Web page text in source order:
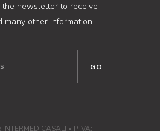
the newsletter to receive
many other information
CASALI • P.IVA: